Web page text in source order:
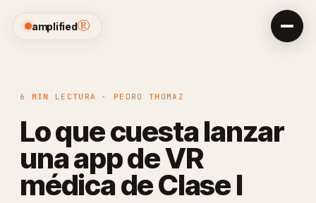
amplified®
6 MIN LECTURA · PEDRO THOMAZ
Lo que cuesta lanzar
una app de VR
médica de Clase I